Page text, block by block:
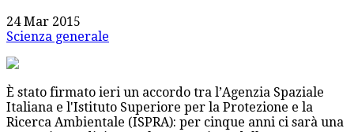
24 Mar 2015
Scienza generale
È stato firmato ieri un accordo tra l’Agenzia Spaziale
Italiana e l'Istituto Superiore per la Protezione e la
Ricerca Ambientale (ISPRA): per cinque anni ci sarà una